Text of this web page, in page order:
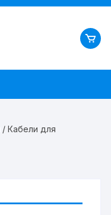
/Кабели для